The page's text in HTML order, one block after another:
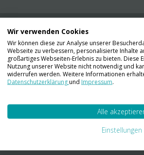
Kontaktieren
061 711
Verpackungslexikon
FAQ
Wir verwenden Cookies
Wir können diese zur Analyse unserer
Webseite zu verbessern, personalisierte Inhalte
großartiges Webseiten-Erlebnis zu bieten. Diese
Nutzung unserer Website nicht notwendig und
widerrufen werden. Weitere Informationen
Datenschutzerklärungund Impressum.
Alle
Einstellungen